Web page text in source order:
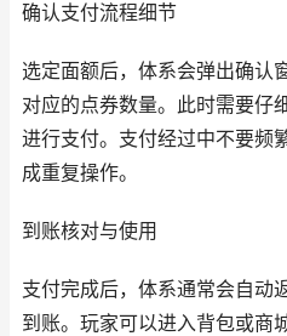
确认支付流程细节
选定面额后，体系会弹出确认
对应的点券数量。此时需要仔
进行支付。支付经过中不要频
成重复操作。
到账核对与使用
支付完成后，体系通常会自动
到账。玩家可以进入背包或商